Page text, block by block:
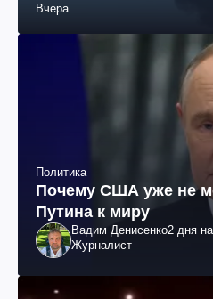
Вчера
Политика
Почему США уже не
Путина к миру
Вадим Денисенко2 дня
Журналист